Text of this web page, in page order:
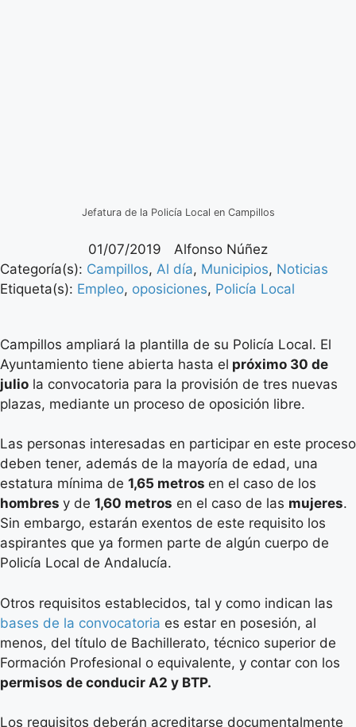
Jefatura de la Policía Local en Campillos
01/07/2019
Alfonso Núñez
Categoría(s): Campillos, Al día, Municipios, Noticias
Etiqueta(s): Empleo, oposiciones, Policía Local
Campillos ampliará la plantilla de su Policía Local. El
Ayuntamiento tiene abierta hasta el próximo 30 de
julio la convocatoria para la provisión de tres nuevas
plazas, mediante un proceso de oposición libre.
Las personas interesadas en participar en este proceso
deben tener, además de la mayoría de edad, una
estatura mínima de 1,65 metros en el caso de los
hombres y de 1,60 metros en el caso de las mujeres.
Sin embargo, estarán exentos de este requisito los
aspirantes que ya formen parte de algún cuerpo de
Policía Local de Andalucía.
Otros requisitos establecidos, tal y como indican las
bases de la convocatoria es estar en posesión, al
menos, del título de Bachillerato, técnico superior de
Formación Profesional o equivalente, y contar con los
permisos de conducir A2 y BTP.
Los requisitos deberán acreditarse documentalmente